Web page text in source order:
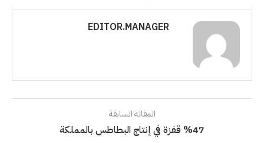
EDITOR.MANAGER
المقالة السابقة
%47 قفزة في إنتاج البطاطس بالمملكة